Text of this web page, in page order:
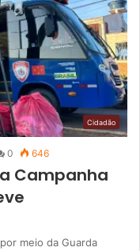
Cidadão
0 646
Campanha
meio da Guarda